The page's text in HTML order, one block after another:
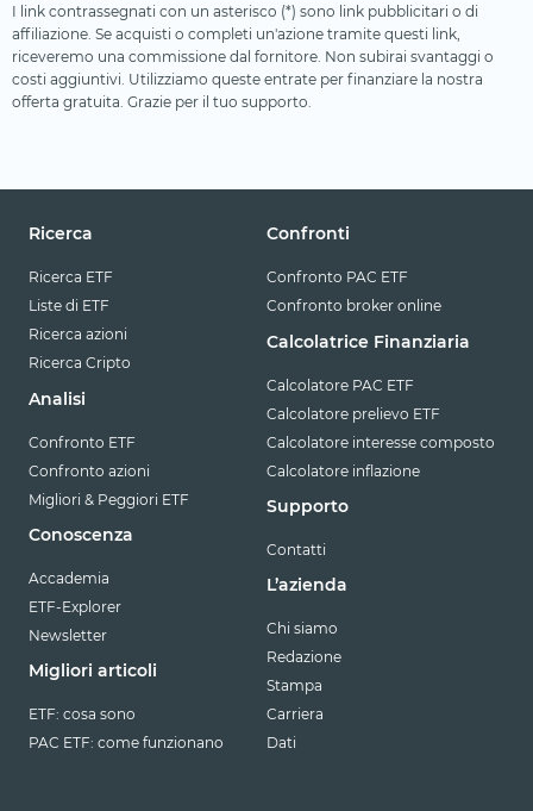
I link contrassegnati con un asterisco (*) sono link pubblicitari o di
affiliazione. Se acquisti o completi un'azione tramite questi link,
riceveremo una commissione dal fornitore. Non subirai svantaggi o
costi aggiuntivi. Utilizziamo queste entrate per finanziare la nostra
offerta gratuita. Grazie per il tuo supporto.
Ricerca
Ricerca ETF
Liste di ETF
Ricerca azioni
Ricerca Cripto
Analisi
Confronto ETF
Confronto azioni
Migliori & Peggiori ETF
Conoscenza
Accademia
ETF-Explorer
Newsletter
Migliori articoli
ETF: cosa sono
PAC ETF: come funzionano
Confronti
Confronto PAC ETF
Confronto broker online
Calcolatrice Finanziaria
Calcolatore PAC ETF
Calcolatore prelievo ETF
Calcolatore interesse composto
Calcolatore inflazione
Supporto
Contatti
L’azienda
Chi siamo
Redazione
Stampa
Carriera
Dati